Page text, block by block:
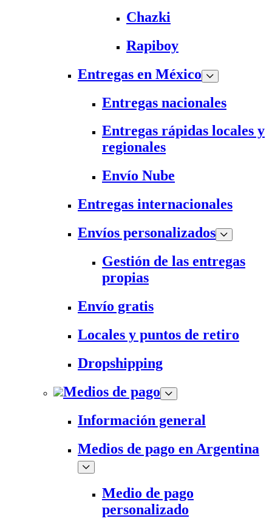
Chazki
Rapiboy
Entregas en México
Entregas nacionales
Entregas rápidas locales y
regionales
Envío Nube
Entregas internacionales
Envíos personalizados
Gestión de las entregas
propias
Envío gratis
Locales y puntos de retiro
Dropshipping
Medios de pago
Información general
Medios de pago en Argentina
Medio de pago
personalizado